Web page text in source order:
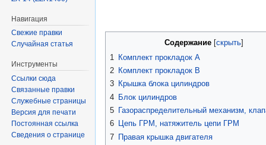
Содержание
1
Комплект прокладок A
2 Комплект прокладок B
3 Крышка блока цилиндров
4 Блок цилиндров
5 Газораспределительный механизм,
6 Цепь ГРМ, натяжитель цепи ГРМ
7 Правая крышка двигателя
Навигация
Свежие правки
Случайная статья
Инструменты
Ссылки сюда
Связанные правки
Служебные страницы
Версия для печати
Постоянная ссылка
Сведения о странице